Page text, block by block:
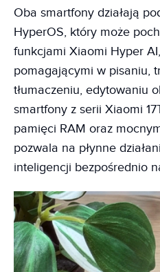
Oba smartfony działają
HyperOS, który może
funkcjami Xiaomi Hyper
pomagającymi w pisaniu,
tłumaczeniu, edytowaniu
smartfony z serii Xiaomi
pamięci RAM oraz
pozwala na płynne
inteligencji bezpośrednio